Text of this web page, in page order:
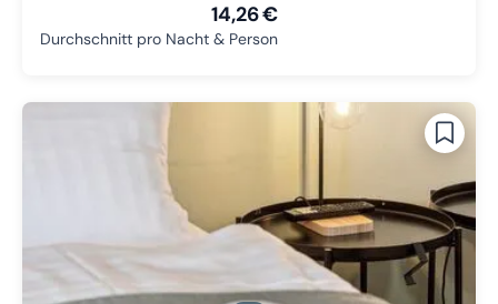
14,26 €
Durchschnitt pro Nacht & Person